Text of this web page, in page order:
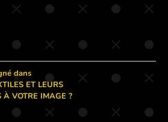
dans
ET LEURS
À VOTRE IMAGE ?